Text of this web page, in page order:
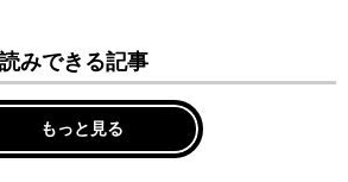
みできる記事
もっと見る